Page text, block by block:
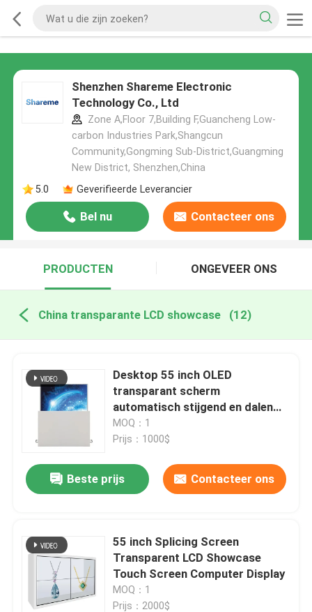
Shenzhen Shareme Electronic
Technology Co., Ltd
Zone A,Floor 7,Building F,Guancheng Low-
carbon Industries Park,Shangcun
Community,Gongming Sub-District,Guangming
New District, Shenzhen,China
5.0
Geverifieerde Leverancier
Bel nu Contacteer ons
PRODUCTEN ONGEVEER ONS
China transparante LCD showcase (12)
Desktop 55 inch OLED
transparant scherm
automatisch stijgend en dalen
display
MOQ：1
Prijs：1000$
Beste prijs Contacteer ons
55 inch Splicing Screen
Transparent LCD Showcase
Touch Screen Computer Display
MOQ：1
Prijs：2000$